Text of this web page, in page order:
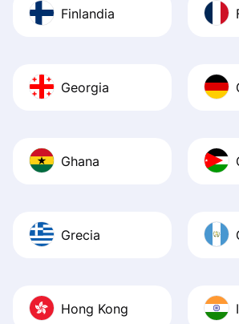
Finlandia
Georgia
Ghana
Grecia
Hong Kong